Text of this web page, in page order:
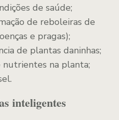
de saúde;
de reboleiras de
e pragas);
de plantas daninhas;
na planta;
inteligentes